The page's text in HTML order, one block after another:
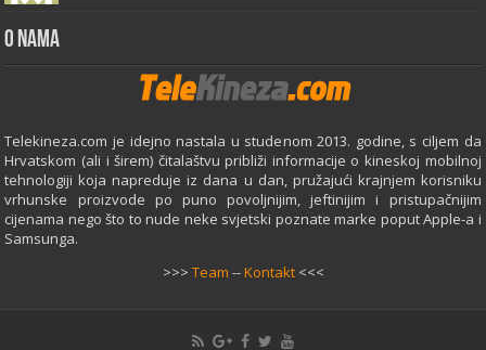
O Nama
Telekineza.com je idejno nastala u studenom 2013. godine, s ciljem da
Hrvatskom (ali i širem) čitalaštvu približi informacije o kineskoj mobilnoj
tehnologiji koja napreduje iz dana u dan, pružajući krajnjem korisniku
vrhunske proizvode po puno povoljnijim, jeftinijim i pristupačnijim
cijenama nego što to nude neke svjetski poznate marke poput Apple-a i
Samsunga.
>>> Team --Kontakt<<<